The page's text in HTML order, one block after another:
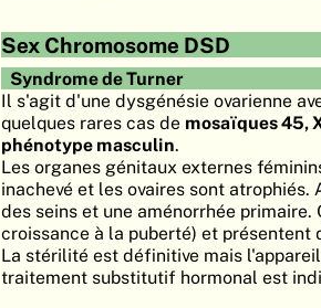
Sex Chromosome DSD
Syndrome de Turner
Il s'agit d'une dysgénésie ovarienne
quelques rares cas de mosaïques 45,
phénotype masculin.
Les organes génitaux externes
inachevé et les ovaires sont
des seins et une aménorrhée
croissance à la puberté) et
La stérilité est définitive mais
traitement substitutif hormonal est